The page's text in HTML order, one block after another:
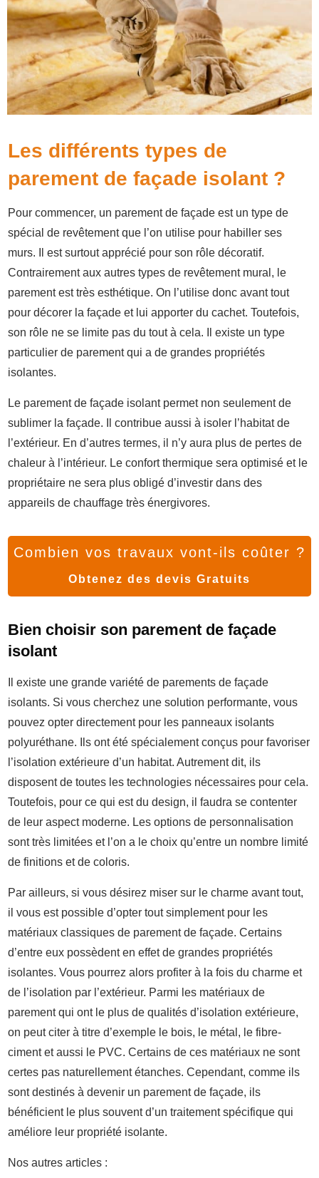
Les différents types de
parement de façade isolant ?
Pour commencer, un parement de façade est un type de
spécial de revêtement que l’on utilise pour habiller ses
murs. Il est surtout apprécié pour son rôle décoratif.
Contrairement aux autres types de revêtement mural, le
parement est très esthétique. On l’utilise donc avant tout
pour décorer la façade et lui apporter du cachet. Toutefois,
son rôle ne se limite pas du tout à cela. Il existe un type
particulier de parement qui a de grandes propriétés
isolantes.
Le parement de façade isolant permet non seulement de
sublimer la façade. Il contribue aussi à isoler l’habitat de
l’extérieur. En d’autres termes, il n’y aura plus de pertes de
chaleur à l’intérieur. Le confort thermique sera optimisé et le
propriétaire ne sera plus obligé d’investir dans des
appareils de chauffage très énergivores.
Combien vos travaux vont-ils coûter ?
Obtenez des devis Gratuits
Bien choisir son parement de façade
isolant
Il existe une grande variété de parements de façade
isolants. Si vous cherchez une solution performante, vous
pouvez opter directement pour les panneaux isolants
polyuréthane. Ils ont été spécialement conçus pour favoriser
l’isolation extérieure d’un habitat. Autrement dit, ils
disposent de toutes les technologies nécessaires pour cela.
Toutefois, pour ce qui est du design, il faudra se contenter
de leur aspect moderne. Les options de personnalisation
sont très limitées et l’on a le choix qu’entre un nombre limité
de finitions et de coloris.
Par ailleurs, si vous désirez miser sur le charme avant tout,
il vous est possible d’opter tout simplement pour les
matériaux classiques de parement de façade. Certains
d’entre eux possèdent en effet de grandes propriétés
isolantes. Vous pourrez alors profiter à la fois du charme et
de l’isolation par l’extérieur. Parmi les matériaux de
parement qui ont le plus de qualités d’isolation extérieure,
on peut citer à titre d’exemple le bois, le métal, le fibre-
ciment et aussi le PVC. Certains de ces matériaux ne sont
certes pas naturellement étanches. Cependant, comme ils
sont destinés à devenir un parement de façade, ils
bénéficient le plus souvent d’un traitement spécifique qui
améliore leur propriété isolante.
Nos autres articles :